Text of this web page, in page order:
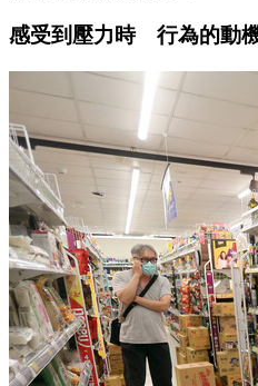
感受到壓力時 行為的動